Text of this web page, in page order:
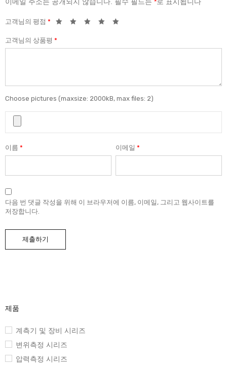
제품
계측기 및 장비 시리즈
변위측정 시리즈
압력측정 시리즈
이메일 주소는 공개되지 않습니다. 필수 필드는 *로 표시됩니다
고객님의 평점 *
고객님의 상품평 *
Choose pictures (maxsize: 2000kB, max files: 2)
이름 * 이메일*
다음 번 댓글 작성을 위해 이 브라우저에 이름, 이메일, 그리고 웹사이트를
저장합니다.